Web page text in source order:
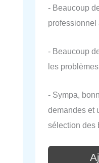
- Beaucoup
professionnel
- Beaucoup
les
- Sympa,
demandes et
sélection des